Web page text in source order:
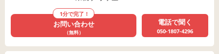
1分で完了！
お問い合わせ
（無料）
電話で聞く
050-1807-4296